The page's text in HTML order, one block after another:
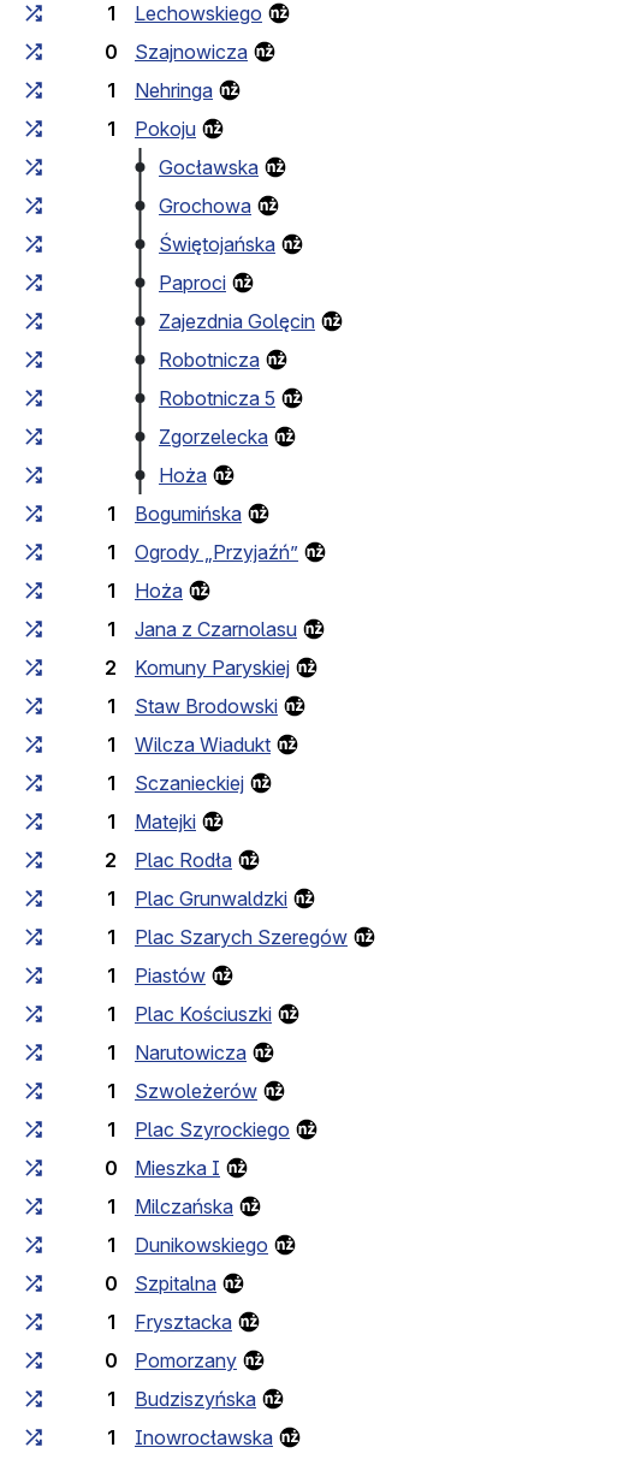
1
Lechowskiego
0
Szajnowicza
1
Nehringa
1
Pokoju
Gocławska
Grochowa
Świętojańska
Paproci
Zajezdnia Golęcin
Robotnicza
Robotnicza 5
Zgorzelecka
Hoża
1
Bogumińska
1
Ogrody „Przyjaźń”
1
Hoża
1
Jana z Czarnolasu
2
Komuny Paryskiej
1
Staw Brodowski
1
Wilcza Wiadukt
1
Sczanieckiej
1
Matejki
2
Plac Rodła
1
Plac Grunwaldzki
1
Plac Szarych Szeregów
1
Piastów
1
Plac Kościuszki
1
Narutowicza
1
Szwoleżerów
1
Plac Szyrockiego
0
Mieszka I
1
Milczańska
1
Dunikowskiego
0
Szpitalna
1
Frysztacka
0
Pomorzany
1
Budziszyńska
1
Inowrocławska